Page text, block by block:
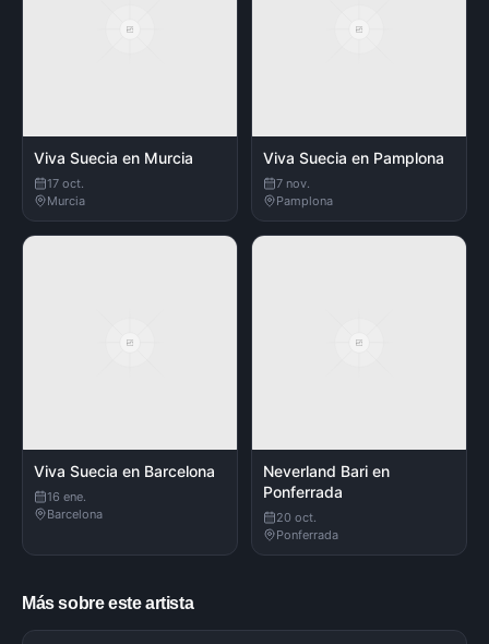
Viva Suecia en Murcia
17 oct.
Murcia
Viva Suecia en Pamplona
7 nov.
Pamplona
Viva Suecia en Barcelona
16 ene.
Barcelona
Neverland Bari en
Ponferrada
20 oct.
Ponferrada
Más sobre este artista